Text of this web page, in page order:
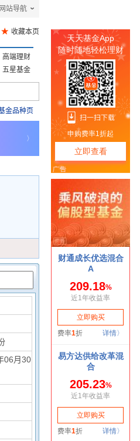
网站导航
★ 收藏本页
高端理财
五星基金
金品种页
06月30